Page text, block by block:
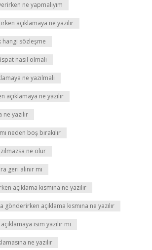
ne yapmalıyım
açıklamaya ne yazılır
sözleşme
nasıl olmalı
ne yazılmalı
açıklamaya ne yazılır
ne yazılır
neden boş bırakılır
ne olur
geri alınır mı
açıklama kısmına ne yazılır
açıklama kısmına ne yazılır
isim yazılır mı
ne yazılır